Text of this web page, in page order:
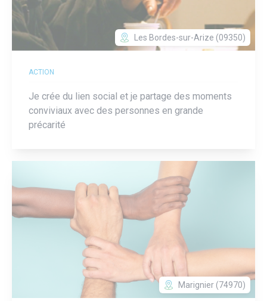
Les Bordes-sur-Arize (09350)
ACTION
Je crée du lien social et je partage des moments
conviviaux avec des personnes en grande
précarité
Marignier (74970)